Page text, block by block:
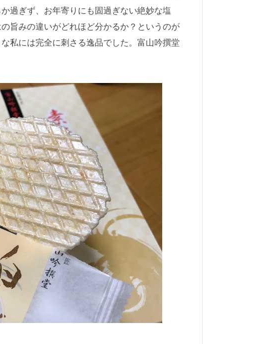
過ぎず、お年寄りにも固過ぎない絶妙な塩
旨みの違いがどれほど分かるか？というのが
私には完全に刺さる逸品でした。富山吟撰堂